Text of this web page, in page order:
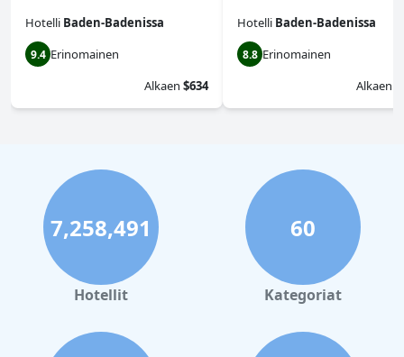
Hotelli Baden-Badenissa
9.4 Erinomainen
Alkaen $634
Hotelli Baden-Badenissa
8.8 Erinomainen
Alkaen
7,258,491
Hotellit
60
Kategoriat